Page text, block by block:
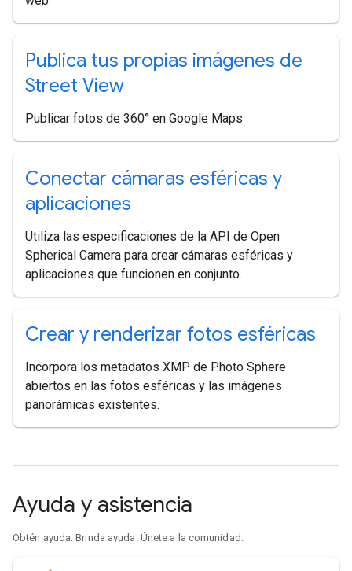
Publica tus propias imágenes de
Street View
Publicar fotos de 360° en Google Maps
Conectar cámaras esféricas y
aplicaciones
Utiliza las especificaciones de la API de Open
Spherical Camera para crear cámaras esféricas y
aplicaciones que funcionen en conjunto.
Crear y renderizar fotos esféricas
Incorpora los metadatos XMP de Photo Sphere
abiertos en las fotos esféricas y las imágenes
panorámicas existentes.
Ayuda y asistencia
Obtén ayuda. Brinda ayuda. Únete a la comunidad.